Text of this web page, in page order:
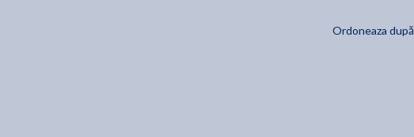
Ordoneaza după